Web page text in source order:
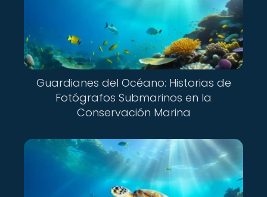
Guardianes del Océano: Historias de
Fotógrafos Submarinos en la
Conservación Marina